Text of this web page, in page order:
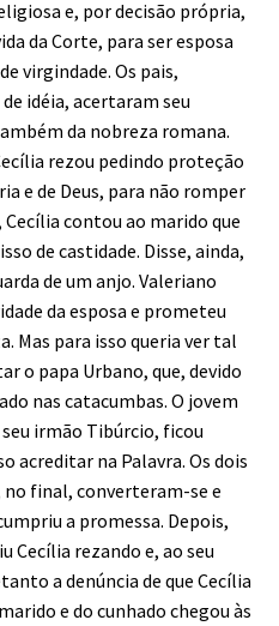
e, por decisão própria,
da Corte, para ser esposa
virgindade. Os pais,
idéia, acertaram seu
da nobreza romana.
rezou pedindo proteção
e de Deus, para não romper
contou ao marido que
de castidade. Disse, ainda,
de um anjo. Valeriano
da esposa e prometeu
Mas para isso queria ver tal
o papa Urbano, que, devido
nas catacumbas. O jovem
irmão Tibúrcio, ficou
acreditar na Palavra. Os dois
final, converteram-se e
a promessa. Depois,
Cecília rezando e, ao seu
a denúncia de que Cecília
e do cunhado chegou às